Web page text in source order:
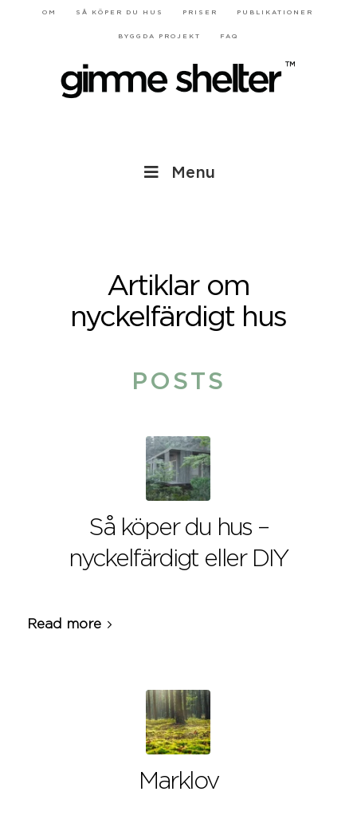
OM SÅ KÖPER DU HUS PRISER PUBLIKATIONER
BYGGDA PROJEKT FAQ
Menu
Artiklar om
nyckelfärdigt hus
POSTS
Så köper du hus –
nyckelfärdigt eller DIY
Read more
Marklov